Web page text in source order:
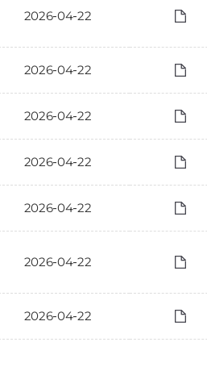
2026-04-22
2026-04-22
2026-04-22
2026-04-22
2026-04-22
2026-04-22
2026-04-22